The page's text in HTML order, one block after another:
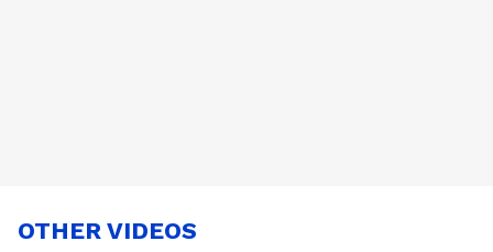
OTHER VIDEOS